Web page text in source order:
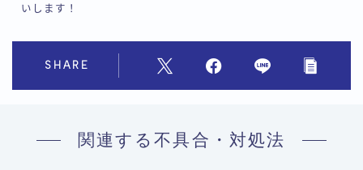
いします！
SHARE
関連する不具合・対処法